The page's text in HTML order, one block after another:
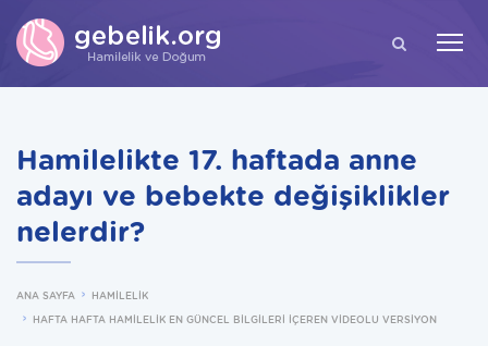
ARA
Hamilelikte 17. haftada anne
adayı ve bebekte değişiklikler
nelerdir?
ANA SAYFA
HAMİLELİK
HAFTA HAFTA HAMİLELİK EN GÜNCEL BİLGİLERİ İÇEREN VİDEOLU VERSİYON